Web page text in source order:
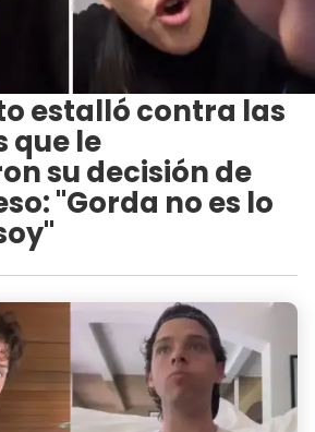
estalló contra las
que le
su decisión de
"Gorda no es lo